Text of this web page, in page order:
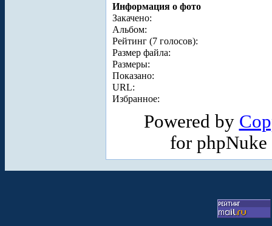
Информация о фото
Закачено:
Альбом:
Рейтинг (7 голосов):
Размер файла:
Размеры:
Показано:
URL:
Избранное:
Powered by
for